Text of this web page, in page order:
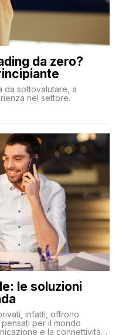
da zero?
da sottovalutare, a
nel settore.
le soluzioni
infatti, offrono
per il mondo
e la connettività